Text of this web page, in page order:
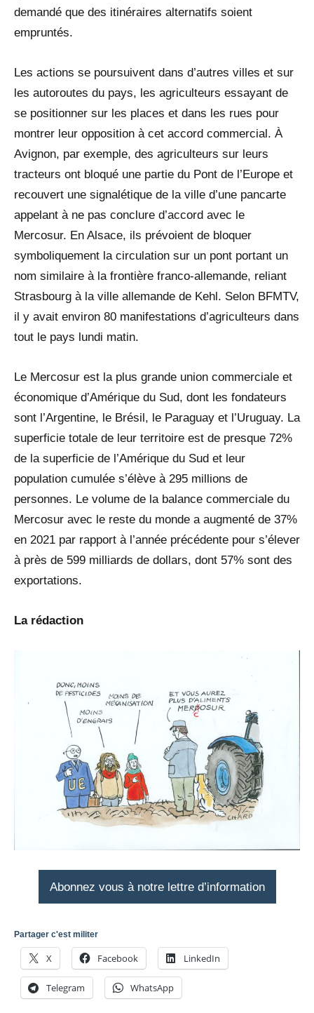
demandé que des itinéraires alternatifs soient
empruntés.
Les actions se poursuivent dans d’autres villes et sur
les autoroutes du pays, les agriculteurs essayant de
se positionner sur les places et dans les rues pour
montrer leur opposition à cet accord commercial. À
Avignon, par exemple, des agriculteurs sur leurs
tracteurs ont bloqué une partie du Pont de l’Europe et
recouvert une signalétique de la ville d’une pancarte
appelant à ne pas conclure d’accord avec le
Mercosur. En Alsace, ils prévoient de bloquer
symboliquement la circulation sur un pont portant un
nom similaire à la frontière franco-allemande, reliant
Strasbourg à la ville allemande de Kehl. Selon BFMTV,
il y avait environ 80 manifestations d’agriculteurs dans
tout le pays lundi matin.
Le Mercosur est la plus grande union commerciale et
économique d’Amérique du Sud, dont les fondateurs
sont l’Argentine, le Brésil, le Paraguay et l’Uruguay. La
superficie totale de leur territoire est de presque 72%
de la superficie de l’Amérique du Sud et leur
population cumulée s’élève à 295 millions de
personnes. Le volume de la balance commerciale du
Mercosur avec le reste du monde a augmenté de 37%
en 2021 par rapport à l’année précédente pour s’élever
à près de 599 milliards de dollars, dont 57% sont des
exportations.
La rédaction
Abonnez vous à notre lettre d’information
Partager c'est militer
X Facebook LinkedIn
Telegram WhatsApp